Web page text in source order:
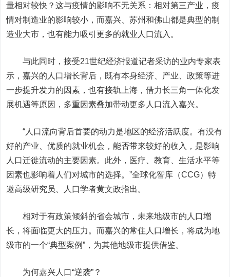
量相对较快？这与疫情的影响不无关系：相对第三产业，疫
情对制造业的影响较小，而嘉兴、苏州和佛山都是典型的制
造业大市，也有能力吸引更多的就业人口流入。
与此同时，接受21世纪经济报道记者采访的业内专家表
示，嘉兴的人口增长背后，既有本身经济、产业、政策等进
一步提升发力的因素，也有接轨上海，借力长三角一体化发
展机遇等原因，多重因素叠加带动更多人口流入嘉兴。
“人口流向背后首要的动力是地区的经济活跃度。有没有
好的产业、优质的就业机会，能否带来较好的收入，是影响
人口迁徙流动的主要因素。此外，医疗、教育、生活水平等
因素也影响着人们对城市的选择。”全球化智库（CCG）特
邀高级研究员、人口学者黄文政指出。
相对于有政策倾斜的省会城市，未来地级市的人口增
长，将面临更大的压力。而嘉兴的常住人口增长，将成为地
级市的一个“典型案例”，为其他地级市提供借鉴。
为何嘉兴人口“逆袭”？